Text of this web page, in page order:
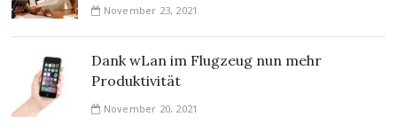
November 23, 2021
Dank wLan im Flugzeug nun mehr
Produktivität
November 20, 2021